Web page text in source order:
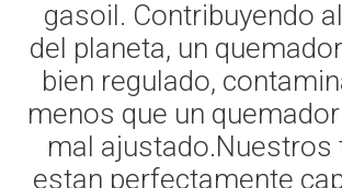
gasoil. Contribuyendo
del planeta, un
bien regulado,
menos que un
mal ajustado.Nuestros
estan perfectamente